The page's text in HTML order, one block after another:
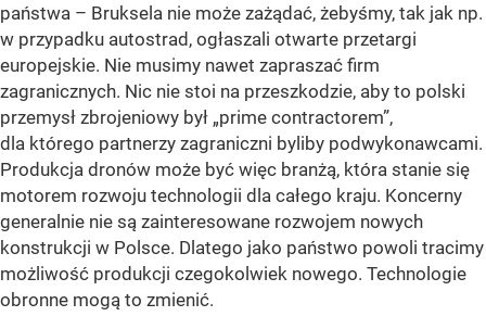
państwa – Bruksela nie może zażądać, żebyśmy, tak jak np.
w przypadku autostrad, ogłaszali otwarte przetargi
europejskie. Nie musimy nawet zapraszać firm
zagranicznych. Nic nie stoi na przeszkodzie, aby to polski
przemysł zbrojeniowy był „prime contractorem”,
dla którego partnerzy zagraniczni byliby podwykonawcami.
Produkcja dronów może być więc branżą, która stanie się
motorem rozwoju technologii dla całego kraju. Koncerny
generalnie nie są zainteresowane rozwojem nowych
konstrukcji w Polsce. Dlatego jako państwo powoli tracimy
możliwość produkcji czegokolwiek nowego. Technologie
obronne mogą to zmienić.